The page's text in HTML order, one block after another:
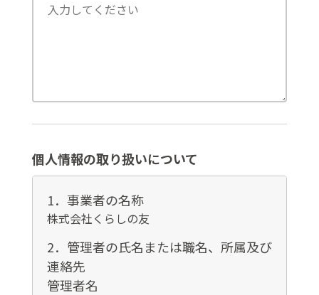
個人情報の取り扱いについて
1．事業者の名称
株式会社くらしの友
2．管理者の氏名または職名、所属及び
連絡先
管理者名